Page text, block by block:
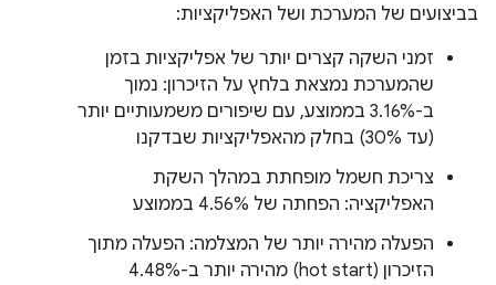
בביצועים של המערכת ושל האפליקציות:
זמני השקה קצרים יותר של אפליקציות בזמן
שהמערכת נמצאת בלחץ על הזיכרון: נמוך
ב-3.16% בממוצע, עם שיפורים משמעותיים יותר
(עד 30%) בחלק מהאפליקציות שבדקנו
צריכת חשמל מופחתת במהלך השקת
האפליקציה: הפחתה של 4.56% בממוצע
הפעלה מהירה יותר של המצלמה: הפעלה מתוך
הזיכרון (hot start) מהירה יותר ב-4.48%